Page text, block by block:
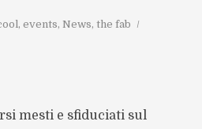
, events, News, the fab
mesti e sfiduciati sul